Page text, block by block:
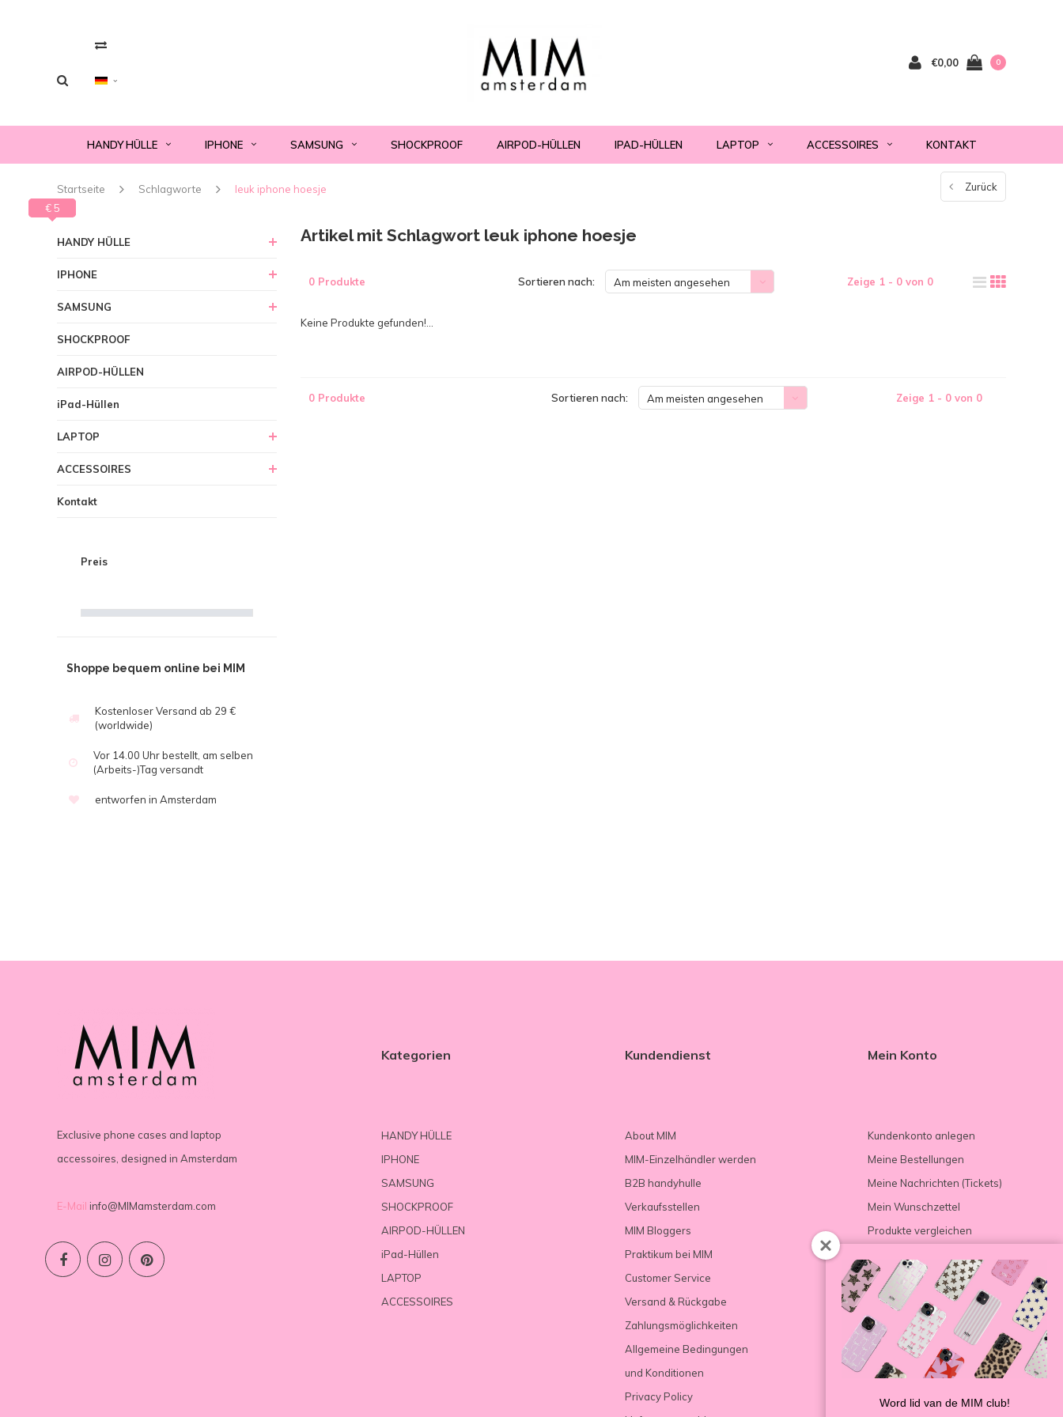
€0,00 0
HANDY HÜLLE IPHONE SAMSUNG SHOCKPROOF AIRPOD-HÜLLEN IPAD-HÜLLEN LAPTOP ACCESSOIRES KONTAKT
Startseite Schlagworte leuk iphone hoesje Zurück
HANDY HÜLLE
IPHONE
SAMSUNG
SHOCKPROOF
AIRPOD-HÜLLEN
iPad-Hüllen
LAPTOP
ACCESSOIRES
Kontakt
Preis
€ 0
€ 5
Shoppe bequem online bei MIM
Kostenloser Versand ab 29 €
(worldwide)
Vor 14.00 Uhr bestellt, am selben
(Arbeits-)Tag versandt
entworfen in Amsterdam
Artikel mit Schlagwort leuk iphone hoesje
0 Produkte Sortieren nach: Am meisten angesehen Zeige 1 - 0 von 0
Keine Produkte gefunden!...
0 Produkte Sortieren nach: Am meisten angesehen Zeige 1 - 0 von 0
Exclusive phone cases and laptop
accessoires, designed in Amsterdam
E-Mail info@MIMamsterdam.com
Kategorien
HANDY HÜLLE
IPHONE
SAMSUNG
SHOCKPROOF
AIRPOD-HÜLLEN
iPad-Hüllen
LAPTOP
ACCESSOIRES
Kundendienst
About MIM
MIM-Einzelhändler werden
B2B handyhulle
Verkaufsstellen
MIM Bloggers
Praktikum bei MIM
Customer Service
Versand & Rückgabe
Zahlungsmöglichkeiten
Allgemeine Bedingungen
und Konditionen
Privacy Policy
Mein Konto
Kundenkonto anlegen
Meine Bestellungen
Meine Nachrichten (Tickets)
Mein Wunschzettel
Produkte vergleichen
Word lid van de MIM club!